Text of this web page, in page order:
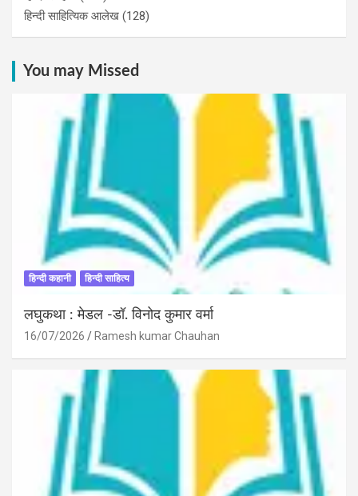
हिन्दी साहित्यिक आलेख (128)
You may Missed
हिन्दी कहानी हिन्दी साहित्य
लघुकथा : मेडल -डॉ. विनोद कुमार वर्मा
16/07/2026 Ramesh kumar Chauhan